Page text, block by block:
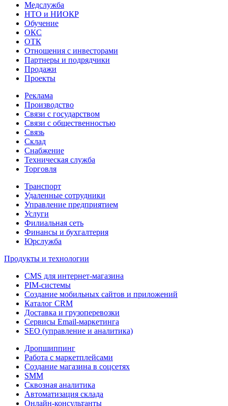
Медслужба
НТО и НИОКР
Обучение
ОКС
ОТК
Отношения с инвесторами
Партнеры и подрядчики
Продажи
Проекты
Реклама
Производство
Связи с государством
Связи с общественностью
Связь
Склад
Снабжение
Техническая служба
Торговля
Транспорт
Удаленные сотрудники
Управление предприятием
Услуги
Филиальная сеть
Финансы и бухгалтерия
Юрслужба
Продукты и технологии
CMS для интернет-магазина
PIM-системы
Создание мобильных сайтов и приложений
Каталог CRM
Доставка и грузоперевозки
Сервисы Email-маркетинга
SEO (управление и аналитика)
Дропшиппинг
Работа с маркетплейсами
Создание магазина в соцсетях
SMM
Сквозная аналитика
Автоматизация склада
Онлайн-консультанты